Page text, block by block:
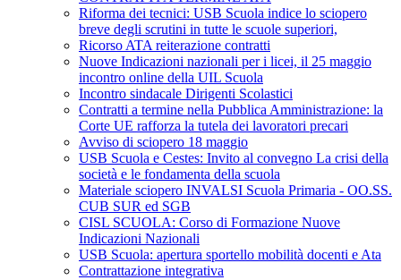
Riforma dei tecnici: USB Scuola indice lo sciopero
breve degli scrutini in tutte le scuole superiori,
Ricorso ATA reiterazione contratti
Nuove Indicazioni nazionali per i licei, il 25 maggio
incontro online della UIL Scuola
Incontro sindacale Dirigenti Scolastici
Contratti a termine nella Pubblica Amministrazione: la
Corte UE rafforza la tutela dei lavoratori precari
Avviso di sciopero 18 maggio
USB Scuola e Cestes: Invito al convegno La crisi della
società e le fondamenta della scuola
Materiale sciopero INVALSI Scuola Primaria - OO.SS.
CUB SUR ed SGB
CISL SCUOLA: Corso di Formazione Nuove
Indicazioni Nazionali
USB Scuola: apertura sportello mobilità docenti e Ata
Contrattazione integrativa